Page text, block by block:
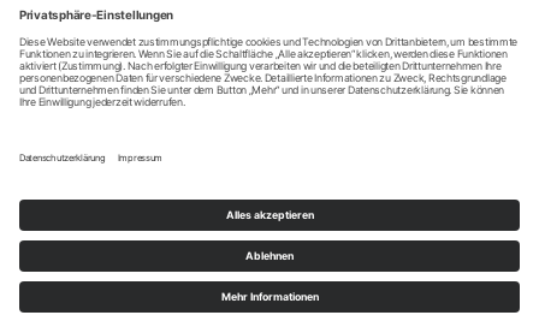
Shop
Warenkorb